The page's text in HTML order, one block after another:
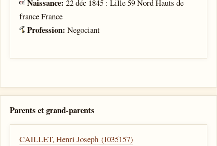
Naissance:22 déc 1845 : Lille 59 Nord Hauts de
france France
Profession:Negociant
Parents et grand-parents
CAILLET, Henri Joseph (I035157)